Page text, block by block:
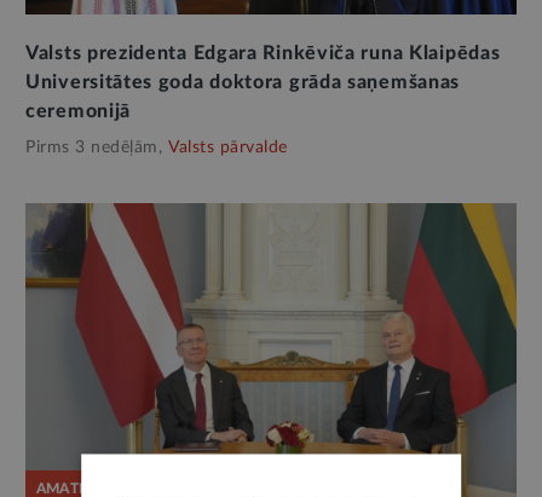
Valsts prezidenta Edgara Rinkēviča runa Klaipēdas
Universitātes goda doktora grāda saņemšanas
ceremonijā
Pirms 3 nedēļām, Valsts pārvalde
AMATPERSONAS RUNA